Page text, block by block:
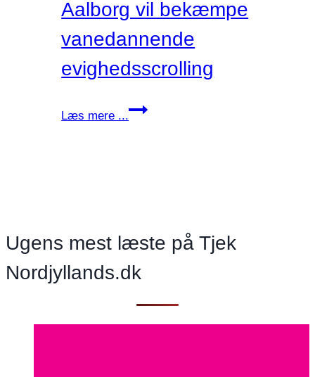
Aalborg vil bekæmpe
vanedannende
evighedsscrolling
Læs mere ...
Socialdemokratiet
Ugens mest læste på Tjek
Nordjyllands.dk